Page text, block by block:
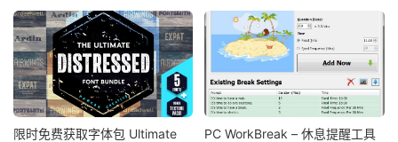
限时免费获取字体包 Ultimate
PC WorkBreak – 休息提醒工具